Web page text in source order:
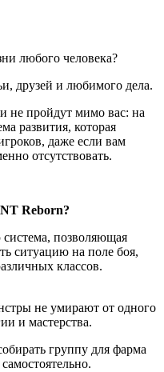
любого человека?
друзей и любимого дела.
не пройдут мимо вас: на
развития, которая
даже если вам
отсутствовать.
Reborn?
позволяющая
ситуацию на поле боя,
классов.
не умирают от одного
и мастерства.
группу для фарма